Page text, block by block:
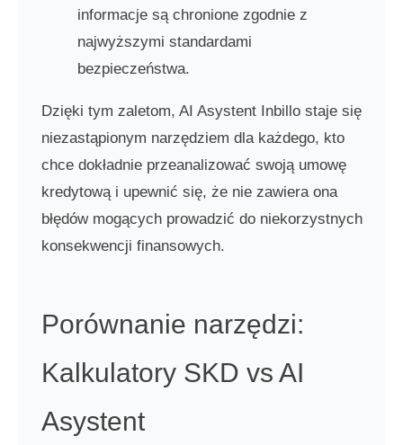
informacje są chronione zgodnie z
najwyższymi standardami
bezpieczeństwa.
Dzięki tym zaletom, AI Asystent Inbillo staje się
niezastąpionym narzędziem dla każdego, kto
chce dokładnie przeanalizować swoją umowę
kredytową i upewnić się, że nie zawiera ona
błędów mogących prowadzić do niekorzystnych
konsekwencji finansowych.
Porównanie narzędzi:
Kalkulatory SKD vs AI
Asystent